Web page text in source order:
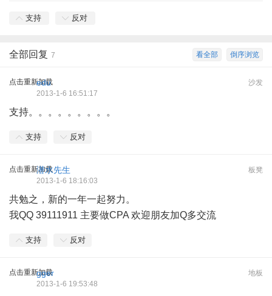
支持 反对
倒序浏览
看全部
全部回复 7
点击重新加载 沙发
edu
2013-1-6 16:51:17
支持。。。。。。。。。
支持 反对
点击重新加载 板凳
潜水先生
2013-1-6 18:16:03
共勉之，新的一年一起努力。
我QQ 39111911 主要做CPA 欢迎朋友加Q多交流
支持 反对
点击重新加载 地板
gger
2013-1-6 19:53:48